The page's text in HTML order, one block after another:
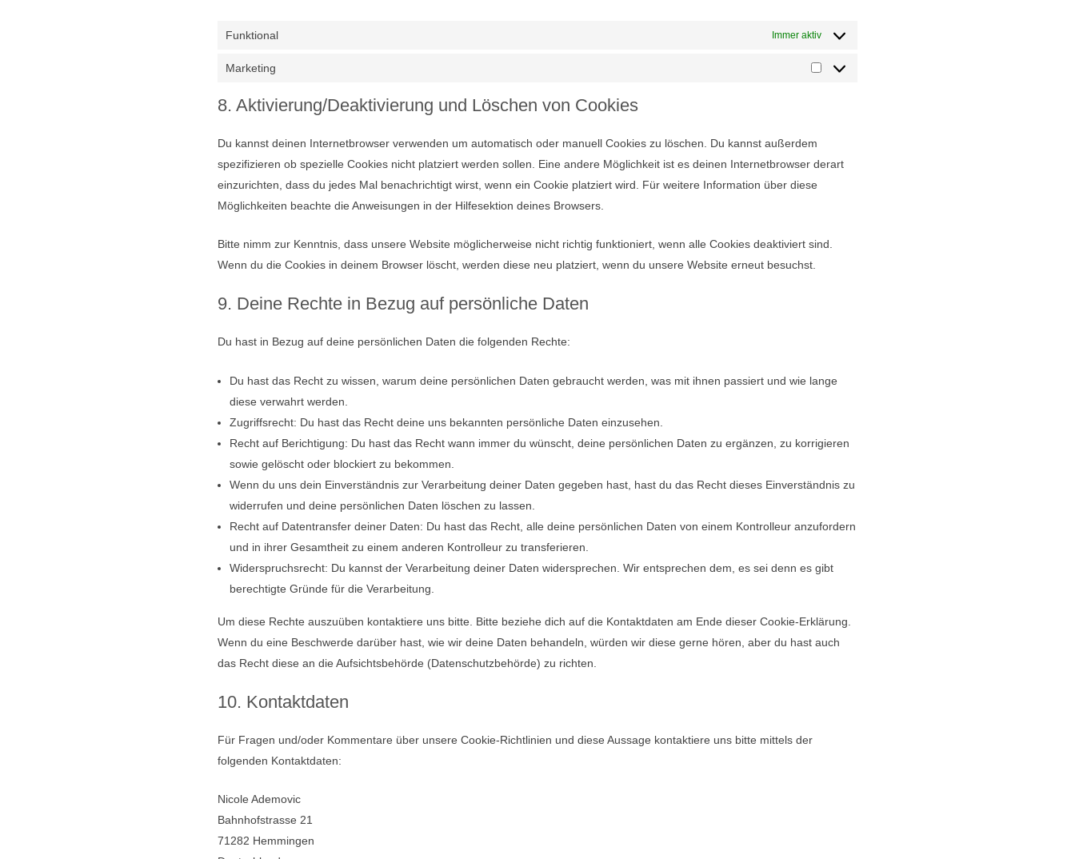
Funktional Immer aktiv
Marketing
Marketing
8. Aktivierung/Deaktivierung und Löschen von Cookies
Du kannst deinen Internetbrowser verwenden um automatisch oder manuell Cookies zu löschen. Du kannst außerdem
spezifizieren ob spezielle Cookies nicht platziert werden sollen. Eine andere Möglichkeit ist es deinen Internetbrowser derart
einzurichten, dass du jedes Mal benachrichtigt wirst, wenn ein Cookie platziert wird. Für weitere Information über diese
Möglichkeiten beachte die Anweisungen in der Hilfesektion deines Browsers.
Bitte nimm zur Kenntnis, dass unsere Website möglicherweise nicht richtig funktioniert, wenn alle Cookies deaktiviert sind.
Wenn du die Cookies in deinem Browser löscht, werden diese neu platziert, wenn du unsere Website erneut besuchst.
9. Deine Rechte in Bezug auf persönliche Daten
Du hast in Bezug auf deine persönlichen Daten die folgenden Rechte:
Du hast das Recht zu wissen, warum deine persönlichen Daten gebraucht werden, was mit ihnen passiert und wie lange
diese verwahrt werden.
Zugriffsrecht: Du hast das Recht deine uns bekannten persönliche Daten einzusehen.
Recht auf Berichtigung: Du hast das Recht wann immer du wünscht, deine persönlichen Daten zu ergänzen, zu korrigieren
sowie gelöscht oder blockiert zu bekommen.
Wenn du uns dein Einverständnis zur Verarbeitung deiner Daten gegeben hast, hast du das Recht dieses Einverständnis zu
widerrufen und deine persönlichen Daten löschen zu lassen.
Recht auf Datentransfer deiner Daten: Du hast das Recht, alle deine persönlichen Daten von einem Kontrolleur anzufordern
und in ihrer Gesamtheit zu einem anderen Kontrolleur zu transferieren.
Widerspruchsrecht: Du kannst der Verarbeitung deiner Daten widersprechen. Wir entsprechen dem, es sei denn es gibt
berechtigte Gründe für die Verarbeitung.
Um diese Rechte auszuüben kontaktiere uns bitte. Bitte beziehe dich auf die Kontaktdaten am Ende dieser Cookie-Erklärung.
Wenn du eine Beschwerde darüber hast, wie wir deine Daten behandeln, würden wir diese gerne hören, aber du hast auch
das Recht diese an die Aufsichtsbehörde (Datenschutzbehörde) zu richten.
10. Kontaktdaten
Für Fragen und/oder Kommentare über unsere Cookie-Richtlinien und diese Aussage kontaktiere uns bitte mittels der
folgenden Kontaktdaten:
Nicole Ademovic
Bahnhofstrasse 21
71282 Hemmingen